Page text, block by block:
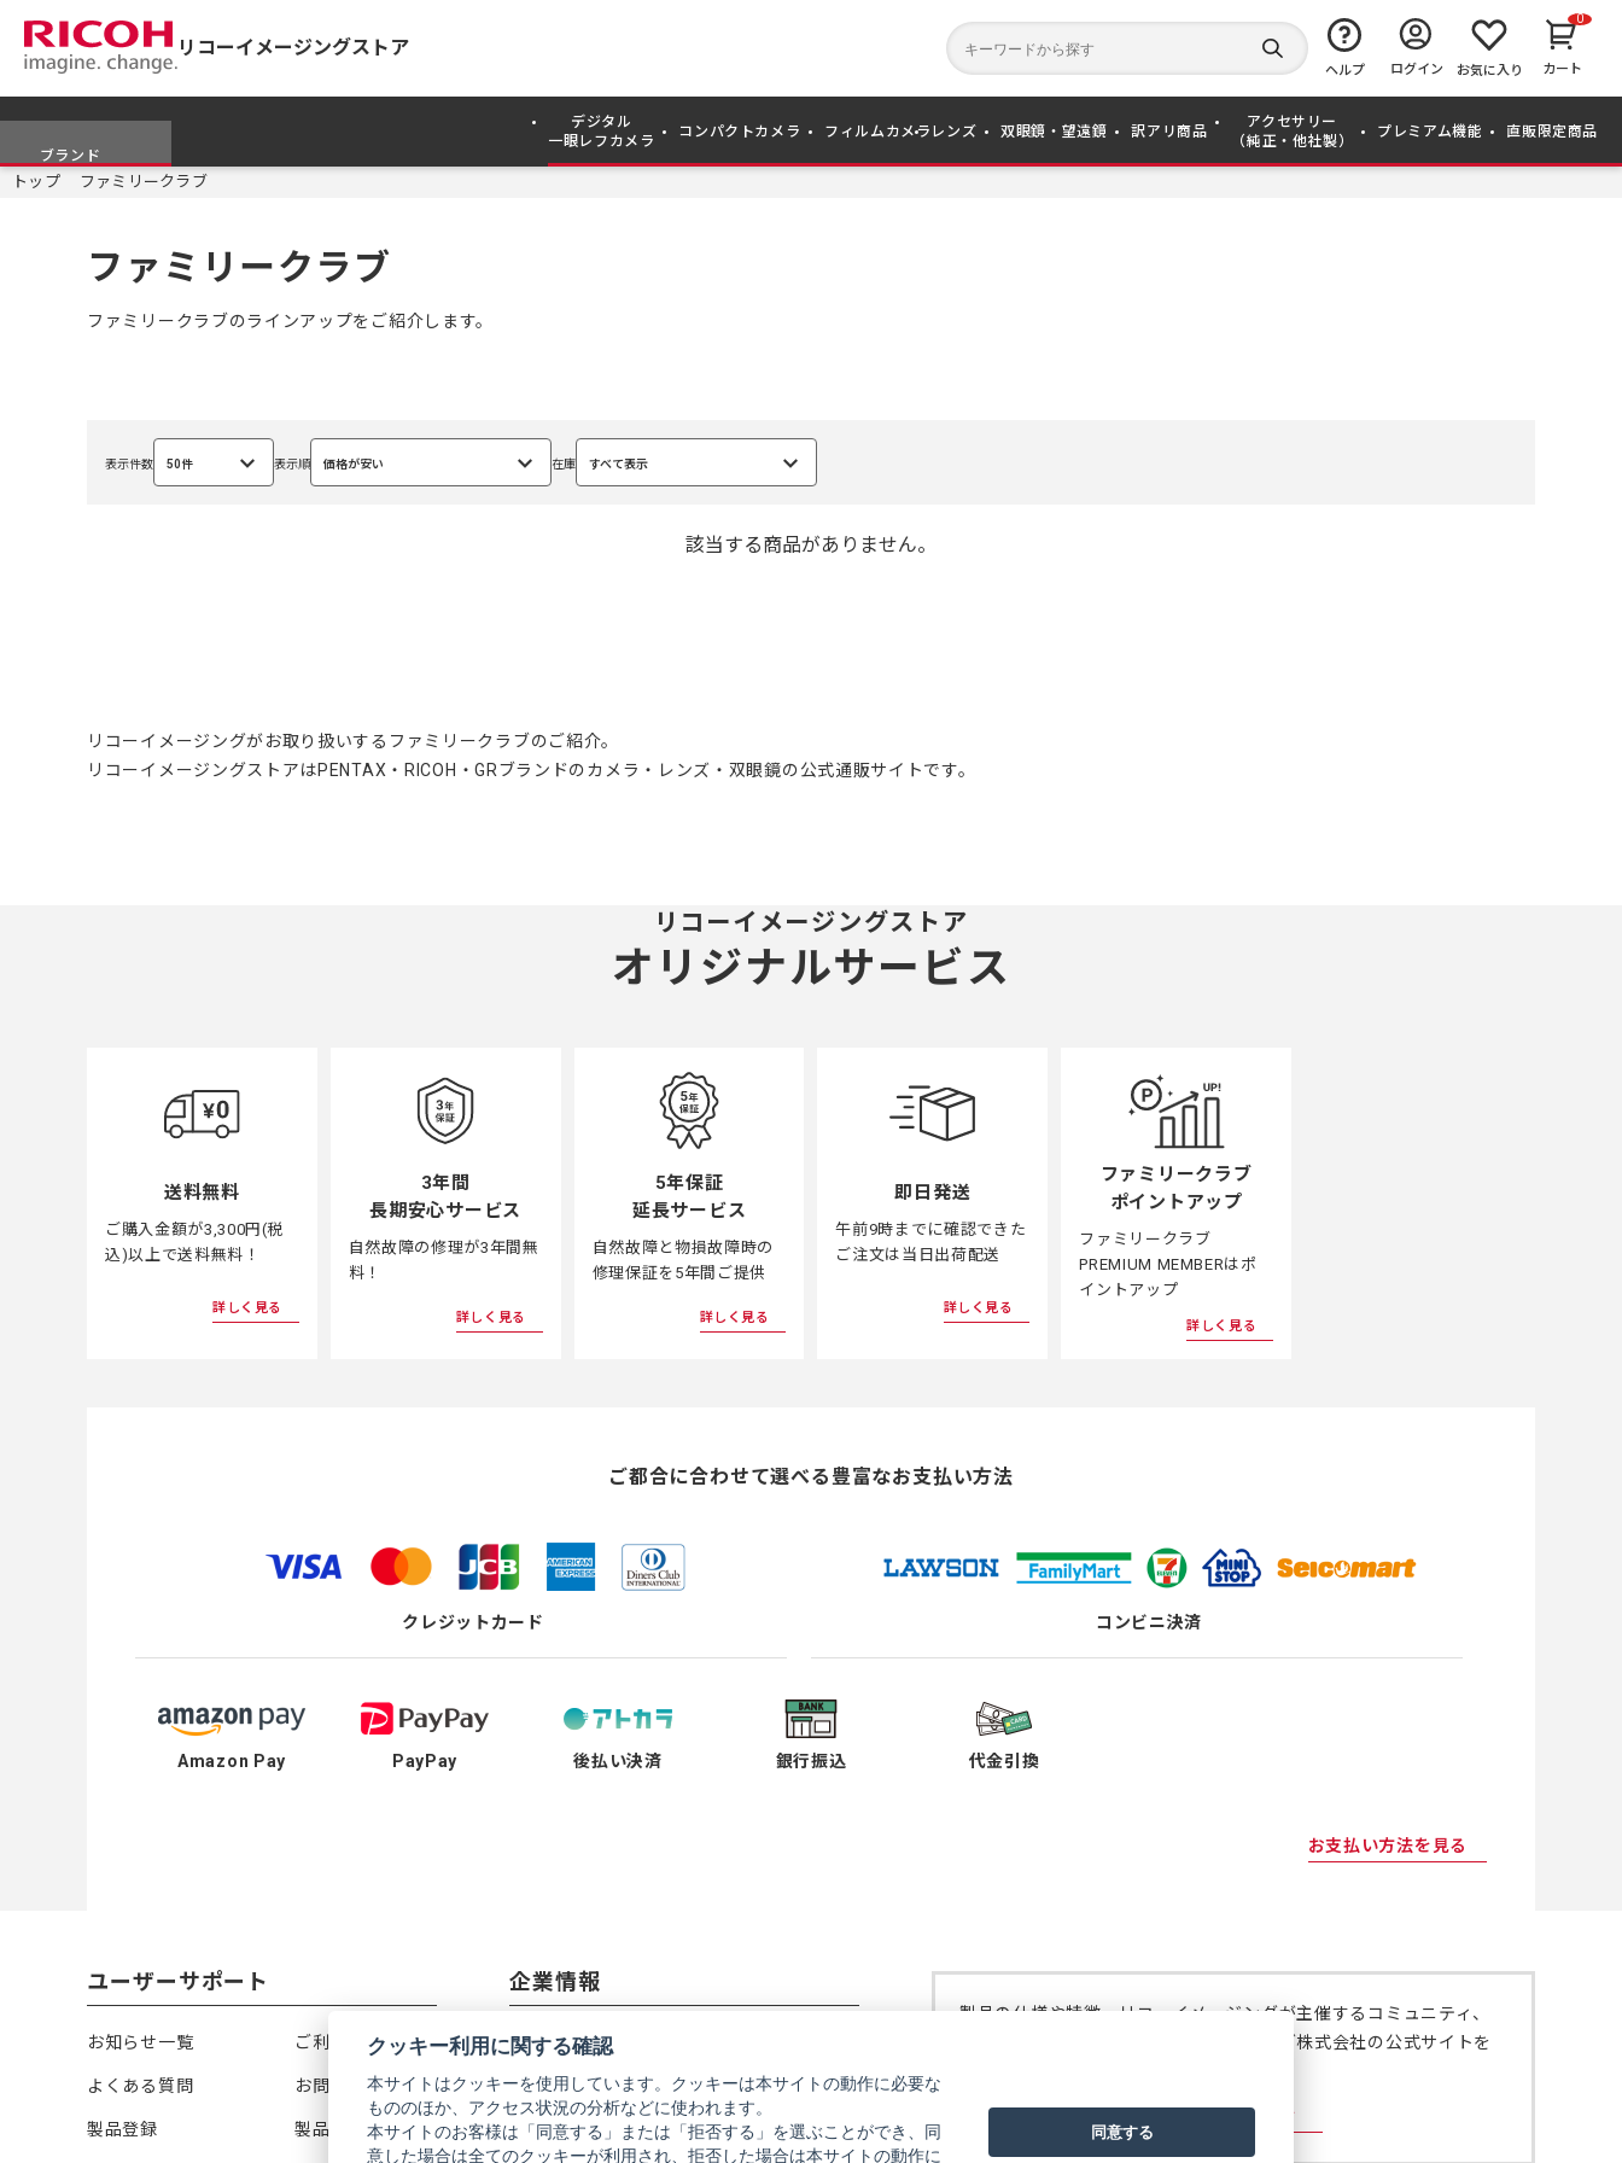
リコーイメージングストア
か
ら
検
索
す
る
ヘルプ ログイン お気に入り
0
カート
ブランド
デジタル
一眼レフカメラ
コンパクトカメラ フィルムカメラ レンズ 双眼鏡・望遠鏡 訳アリ商品
アクセサリー
（純正・他社製）
プレミアム機能 直販限定商品
トップ ファミリークラブ
ファミリークラブ
ファミリークラブのラインアップをご紹介します。
表示件数 50件
選
択
表示順 価格が安い
選
択
在庫 すべて表示
選
択
該当する商品がありません。
リコーイメージングがお取り扱いするファミリークラブのご紹介。
リコーイメージングストアはPENTAX・RICOH・GRブランドのカメラ・レンズ・双眼鏡の公式通販サイトです。
リコーイメージングストア
オリジナルサービス
送料無料
ご購入金額が3,300円(税
込)以上で送料無料！
詳しく見る
3年間
長期安心サービス
自然故障の修理が3年間無
料！
詳しく見る
5年保証
延長サービス
自然故障と物損故障時の
修理保証を5年間ご提供
詳しく見る
即日発送
午前9時までに確認できた
ご注文は当日出荷配送
詳しく見る
ファミリークラブ
ポイントアップ
ファミリークラブ
PREMIUM MEMBERはポ
イントアップ
詳しく見る
ご都合に合わせて選べる 豊富なお支払い方法
クレジットカード コンビニ決済
Amazon Pay PayPay 後払い決済 銀行振込 代金引換
お支払い方法を見る
ユーザーサポート
お知らせ一覧 ご利用ガイド
よくある質問 お問い合わせ
製品登録 製品カタログ
企業情報
リコーイメージング株式会社
し
タ
ブ
で
会社概要
し
タ
ブ
で
株式会社リコー
し
タ
ブ
で
製品の仕様や特徴、リコーイメージングが主催するコミュニティ、
修理などについては、リコーイメージング株式会社の公式サイトを
リコーイメージング株式会社の公式サイト
し
タ
ブ
で
クッキー利用に関する確認
本サイトはクッキーを使用しています。クッキーは本サイトの動作に必要な
もののほか、アクセス状況の分析などに使われます。
本サイトのお客様は「同意する」または「拒否する」を選ぶことができ、同
意した場合は全てのクッキーが利用され、拒否した場合は本サイトの動作に
同意する